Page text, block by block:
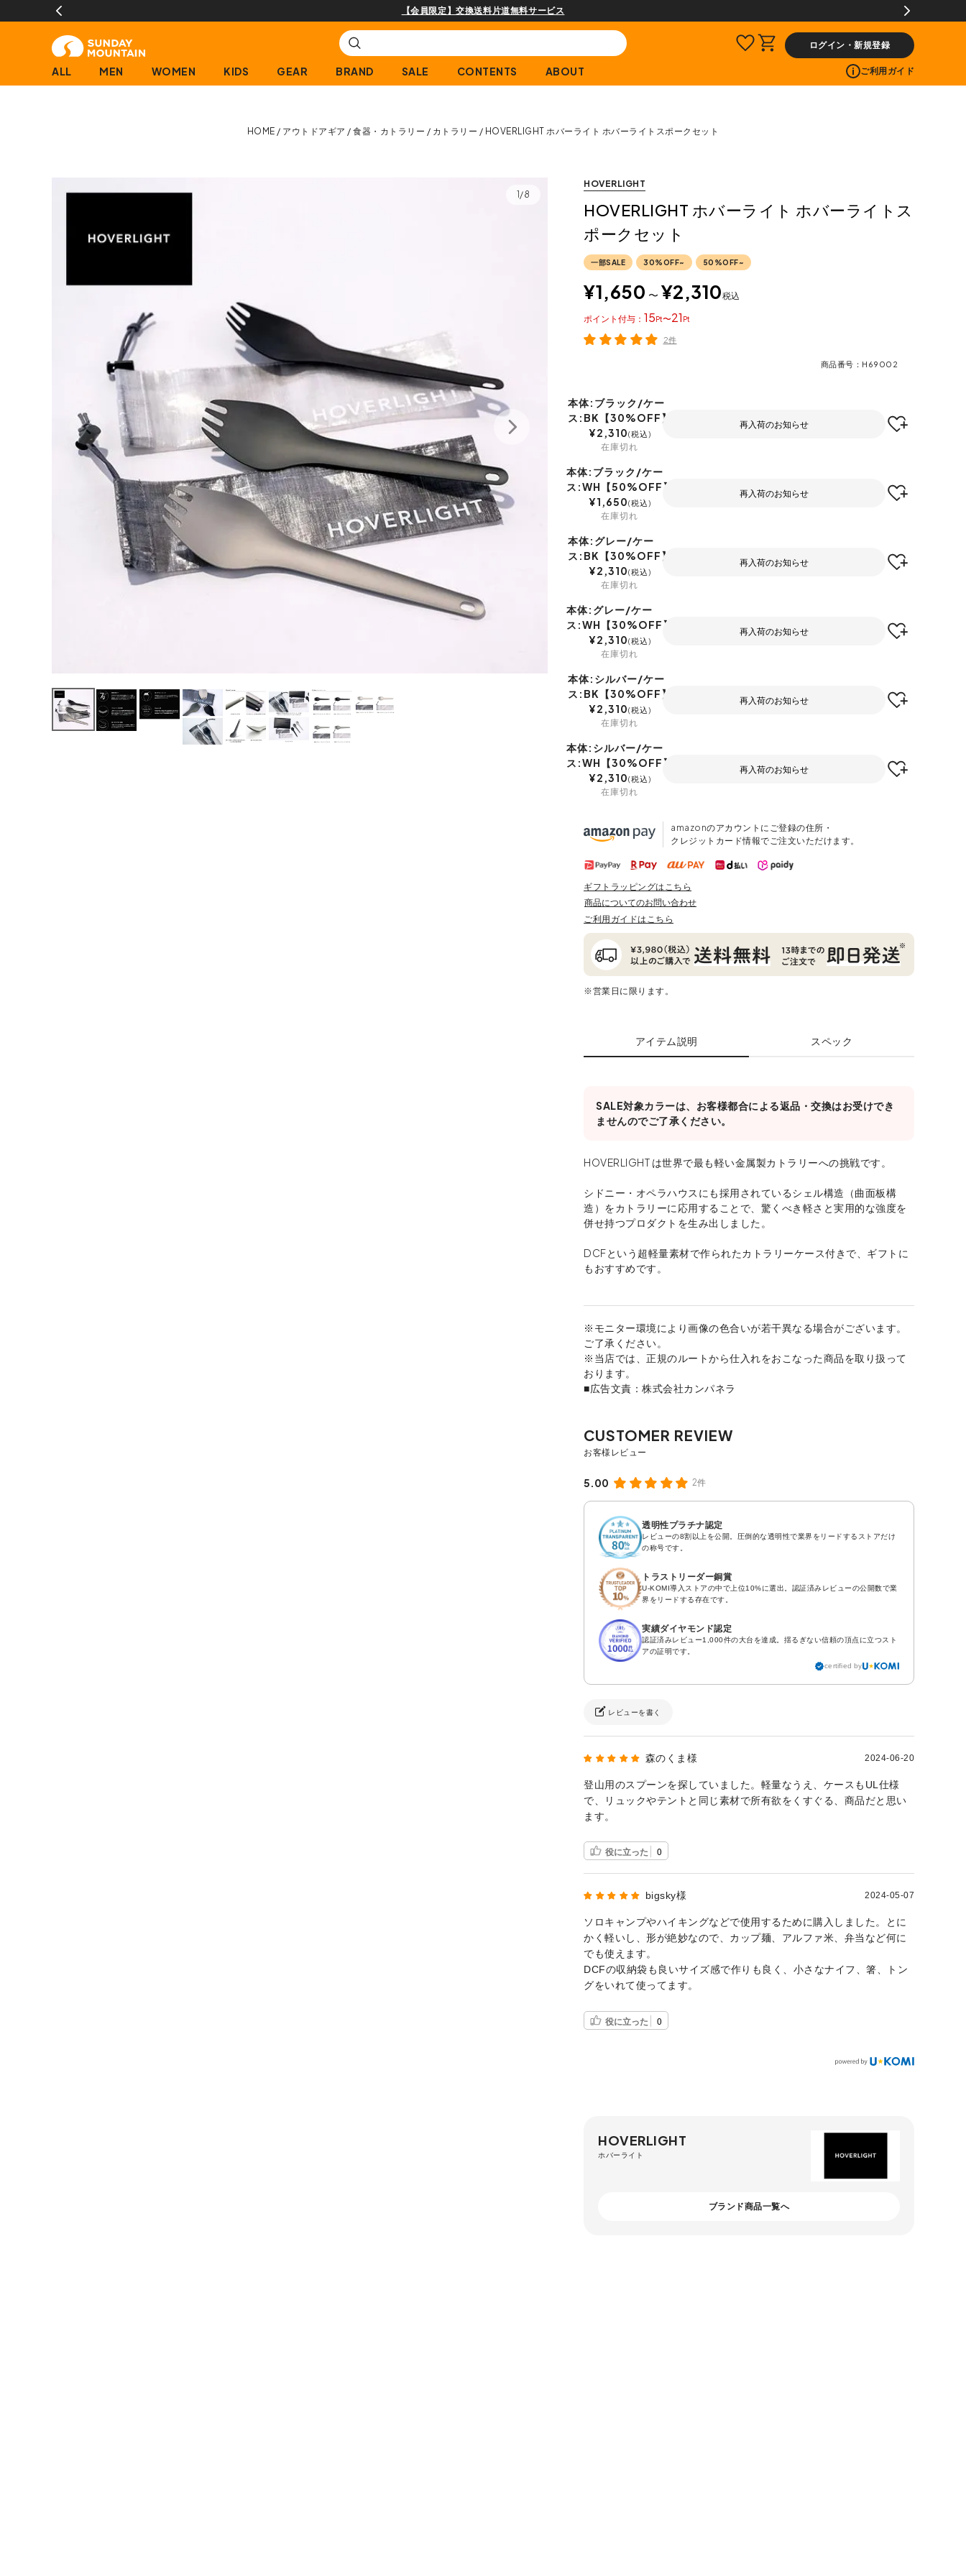
購入商品[¥2,000(税込)以上]のレビュー投稿で300ptプレゼント!
ログイン・新規登録
ALL MEN WOMEN KIDS GEAR BRAND SALE CONTENTS ABOUT ご利用ガイド
HOME アウトドアギア 食器・カトラリー カトラリー HOVERLIGHT ホバーライト ホバーライトスポークセット
1/8
HOVERLIGHT
HOVERLIGHT ホバーライト ホバーライトス
ポークセット
一部SALE 30%OFF~ 50%OFF~
¥1,650 〜 ¥2,310税込
15 〜21
ポイント
2件
商品番号 H69002
本体:ブラック/ケー
ス:BK【30%OFF】
¥2,310 税込
在庫切れ
再入荷のお知らせ
本体:ブラック/ケー
ス:WH【50%OFF】
¥1,650 税込
在庫切れ
再入荷のお知らせ
本体:グレー/ケー
ス:BK【30%OFF】
¥2,310 税込
在庫切れ
再入荷のお知らせ
本体:グレー/ケー
ス:WH【30%OFF】
¥2,310 税込
在庫切れ
再入荷のお知らせ
本体:シルバー/ケー
ス:BK【30%OFF】
¥2,310 税込
在庫切れ
再入荷のお知らせ
本体:シルバー/ケー
ス:WH【30%OFF】
¥2,310 税込
在庫切れ
再入荷のお知らせ
amazonのアカウントにご登録の住所・
クレジットカード情報でご注文いただけます。
ギフトラッピングはこちら
商品についてのお問い合わせ
ご利用ガイドはこちら
※営業日に限ります。
アイテム説明 スペック
SALE対象カラーは、お客様都合による返品・交換はお受けでき
ませんのでご了承ください。
HOVERLIGHT は世界で最も軽い金属製カトラリーへの挑戦です。
シドニー・オペラハウスにも採用されているシェル構造（曲面板構
造）をカトラリーに応用することで、驚くべき軽さと実用的な強度を
併せ持つプロダクトを生み出しました。
DCFという超軽量素材で作られたカトラリーケース付きで、ギフトに
もおすすめです。
※モニター環境により画像の色合いが若干異なる場合がございます。
ご了承ください。
※当店では、正規のルートから仕入れをおこなった商品を取り扱って
おります。
■広告文責：株式会社カンパネラ
5.00 2件
透明性プラチナ認定
レビューの8割以上を公開。圧倒的な透明性で業界をリードするストアだけ
の称号です。
トラストリーダー銅賞
U-KOMI導入ストアの中で上位10%に選出。認証済みレビューの公開数で業
界をリードする存在です。
実績ダイヤモンド認定
認証済みレビュー1,000件の大台を達成。揺るぎない信頼の頂点に立つスト
アの証明です。
certified by
レビューを書く
森のくま様 2024-06-20
登山用のスプーンを探していました。軽量なうえ、ケースもUL仕様
で、リュックやテントと同じ素材で所有欲をくすぐる、商品だと思い
ます。
役に立った 0
bigsky様 2024-05-07
ソロキャンプやハイキングなどで使用するために購入しました。とに
かく軽いし、形が絶妙なので、カップ麺、アルファ米、弁当など何に
でも使えます。
DCFの収納袋も良いサイズ感で作りも良く、小さなナイフ、箸、トン
グをいれて使ってます。
役に立った 0
HOVERLIGHT
ホバーライト
ブランド商品一覧へ